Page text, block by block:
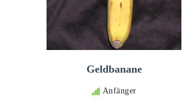
Geldbanane
Anfänger